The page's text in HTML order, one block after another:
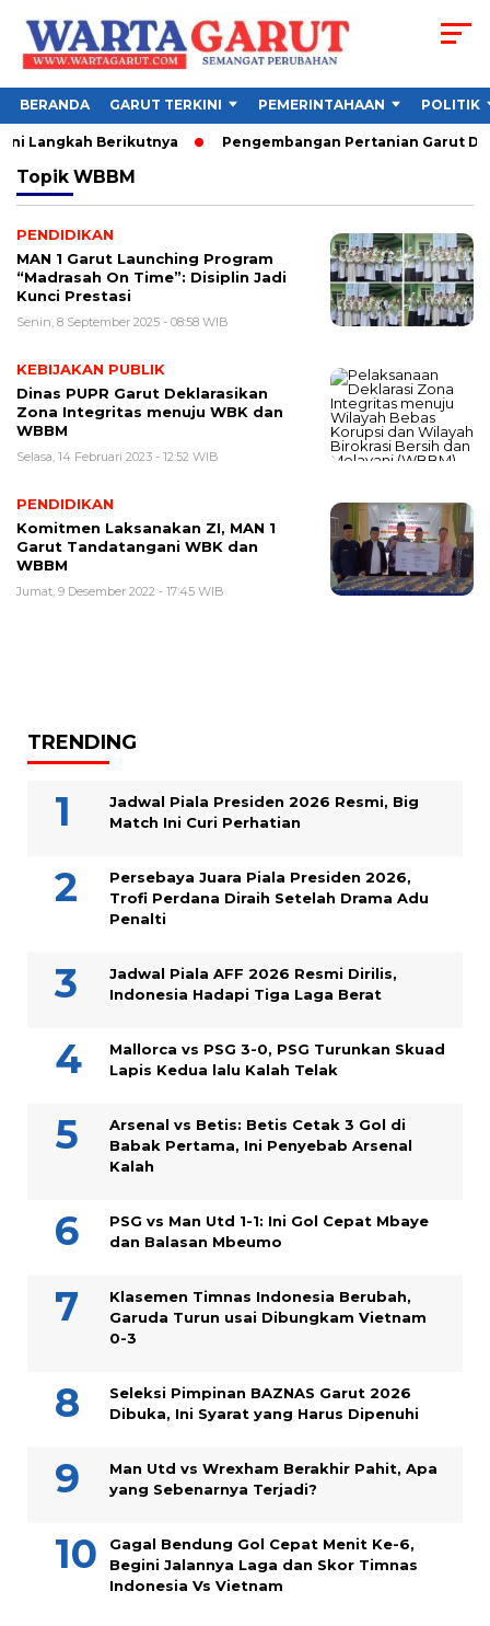
BERANDA GARUT TERKINI PEMERINTAHAAN POLITIK
Langkah Berikutnya Pengembangan Pertanian Garut
Topik WBBM
PENDIDIKAN
MAN 1 Garut Launching Program
“Madrasah On Time”: Disiplin Jadi
Kunci Prestasi
Senin, 8 September 2025 - 08:58 WIB
KEBIJAKAN PUBLIK
Dinas PUPR Garut Deklarasikan
Zona Integritas menuju WBK dan
WBBM
Selasa, 14 Februari 2023 - 12:52 WIB
PENDIDIKAN
Komitmen Laksanakan ZI, MAN 1
Garut Tandatangani WBK dan
WBBM
Jumat, 9 Desember 2022 - 17:45 WIB
TRENDING
Jadwal Piala Presiden 2026 Resmi, Big
Match Ini Curi Perhatian
Persebaya Juara Piala Presiden 2026,
Trofi Perdana Diraih Setelah Drama Adu
Penalti
Jadwal Piala AFF 2026 Resmi Dirilis,
Indonesia Hadapi Tiga Laga Berat
Mallorca vs PSG 3-0, PSG Turunkan Skuad
Lapis Kedua lalu Kalah Telak
Arsenal vs Betis: Betis Cetak 3 Gol di
Babak Pertama, Ini Penyebab Arsenal
Kalah
PSG vs Man Utd 1-1: Ini Gol Cepat Mbaye
dan Balasan Mbeumo
Klasemen Timnas Indonesia Berubah,
Garuda Turun usai Dibungkam Vietnam
0-3
Seleksi Pimpinan BAZNAS Garut 2026
Dibuka, Ini Syarat yang Harus Dipenuhi
Man Utd vs Wrexham Berakhir Pahit, Apa
yang Sebenarnya Terjadi?
Gagal Bendung Gol Cepat Menit Ke-6,
Begini Jalannya Laga dan Skor Timnas
Indonesia Vs Vietnam